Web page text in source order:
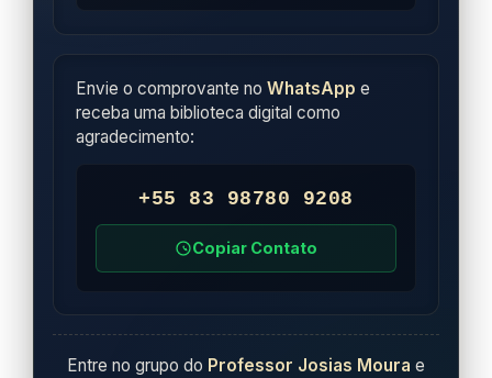
Envie o comprovante noWhatsApp e
receba uma biblioteca digital como
agradecimento:
+55 83 98780 9208
Copiar Contato
Entre no grupo do Professor Josias Moura e